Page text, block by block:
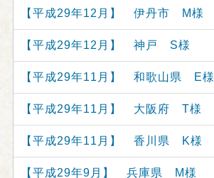
【平成29年12月】 伊丹市 M様
【平成29年12月】 神戸 S様
【平成29年11月】 和歌山県 E様
【平成29年11月】 大阪府 T様
【平成29年11月】 香川県 K様
【平成29年9月】 兵庫県 M様